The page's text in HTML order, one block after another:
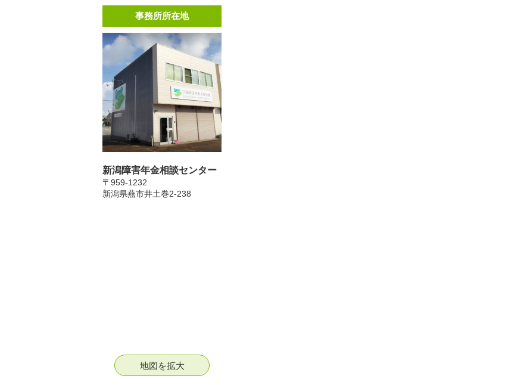
事務所所在地
新潟障害年金相談センター
〒959-1232
新潟県燕市井土巻2-238
地図を拡大